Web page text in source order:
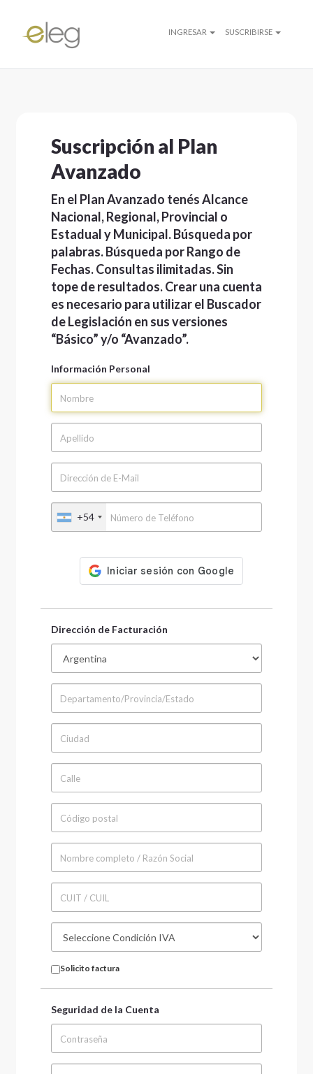
INGRESAR SUSCRIBIRSE
Suscripción al Plan
Avanzado
En el Plan Avanzado tenés Alcance
Nacional, Regional, Provincial o
Estadual y Municipal. Búsqueda por
palabras. Búsqueda por Rango de
Fechas. Consultas ilimitadas. Sin
tope de resultados. Crear una cuenta
es necesario para utilizar el Buscador
de Legislación en sus versiones
“Básico” y/o “Avanzado”.
Información Personal
+54
Dirección de Facturación
Solicito factura
Seguridad de la Cuenta